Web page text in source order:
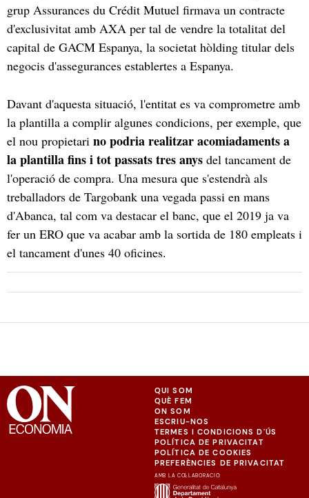
grup Assurances du Crédit Mutuel firmava un contracte
d'exclusivitat amb AXA per tal de vendre la totalitat del
capital de GACM Espanya, la societat hòlding titular dels
negocis d'assegurances establertes a Espanya.
Davant d'aquesta situació, l'entitat es va comprometre amb
la plantilla a complir algunes condicions, per exemple, que
el nou propietari no podria realitzar acomiadaments a
la plantilla fins i tot passats tres anys del tancament de
l'operació de compra. Una mesura que s'estendrà als
treballadors de Targobank una vegada passi en mans
d'Abanca, tal com va destacar el banc, que el 2019 ja va
fer un ERO que va acabar amb la sortida de 180 empleats i
el tancament d'unes 40 oficines.
QUI SOM
QUÈ FEM
ON SOM
ESCRIU-NOS
TERMES I CONDICIONS D'ÚS
POLÍTICA DE PRIVACITAT
POLÍTICA DE COOKIES
PREFERÈNCIES DE PRIVACITAT
AMB LA COL·LABORACIÓ: